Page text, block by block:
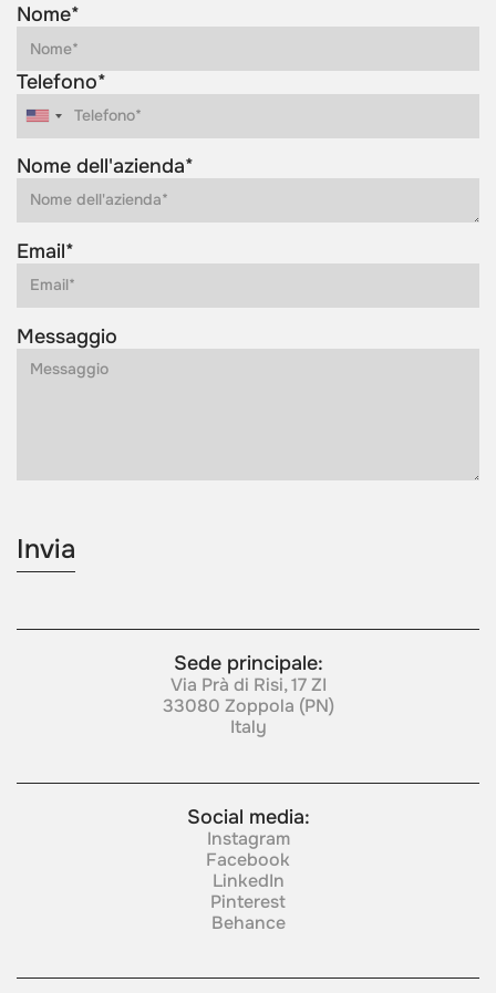
Nome*
Telefono*
Nome dell'azienda*
Email*
Messaggio
Sede principale:
Via Prà di Risi, 17 ZI
33080 Zoppola (PN)
Italy
Social media:
Instagram
Facebook
LinkedIn
Pinterest
Behance